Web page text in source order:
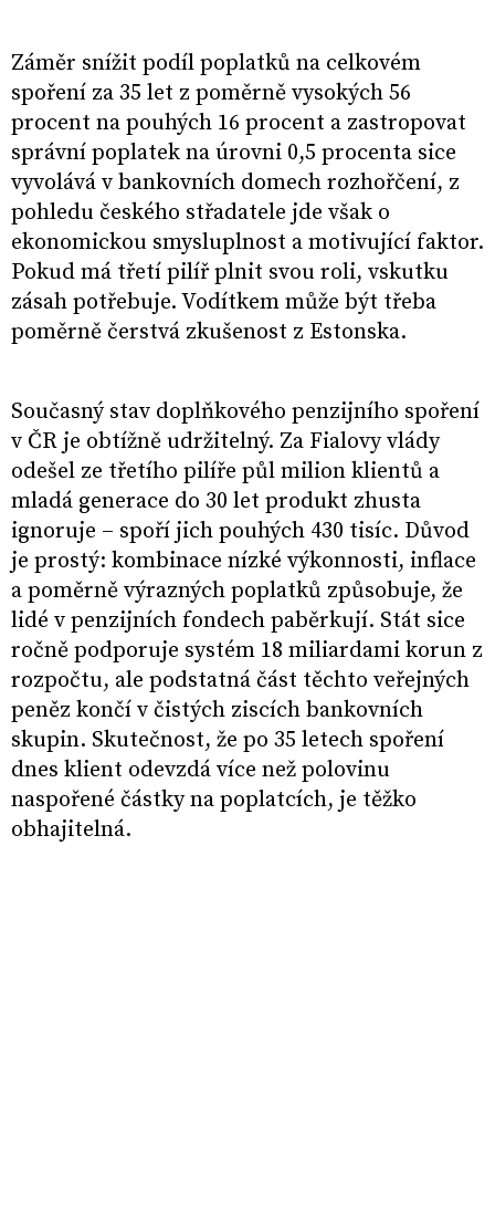
Záměr snížit podíl poplatků na celkovém
spoření za 35 let z poměrně vysokých 56
procent na pouhých 16 procent a zastropovat
správní poplatek na úrovni 0,5 procenta sice
vyvolává v bankovních domech rozhořčení, z
pohledu českého střadatele jde však o
ekonomickou smysluplnost a motivující faktor.
Pokud má třetí pilíř plnit svou roli, vskutku
zásah potřebuje. Vodítkem může být třeba
poměrně čerstvá zkušenost z Estonska.
Současný stav doplňkového penzijního spoření
v ČR je obtížně udržitelný. Za Fialovy vlády
odešel ze třetího pilíře půl milion klientů a
mladá generace do 30 let produkt zhusta
ignoruje – spoří jich pouhých 430 tisíc. Důvod
je prostý: kombinace nízké výkonnosti, inflace
a poměrně výrazných poplatků způsobuje, že
lidé v penzijních fondech paběrkují. Stát sice
ročně podporuje systém 18 miliardami korun z
rozpočtu, ale podstatná část těchto veřejných
peněz končí v čistých ziscích bankovních
skupin. Skutečnost, že po 35 letech spoření
dnes klient odevzdá více než polovinu
naspořené částky na poplatcích, je těžko
obhajitelná.